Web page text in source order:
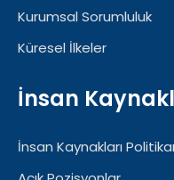
Kurumsal Sorumluluk
Küresel İlkeler
İnsan
İnsan Kaynakları